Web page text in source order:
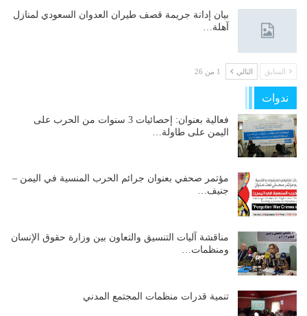
بيان إدانة جريمة قصف طيران العدوان السعودي لمنازل
آهلة…
السابق التالي 1 من 26
ندوات
فعالية بعنوان: إحصائيات 3 سنوات من الحرب على
اليمن على طاولة…
مؤتمر صحفي بعنوان جرائم الحرب المنسية في اليمن –
جنيف…
مناقشة آليات التنسيق والتعاون بين وزارة حقوق الإنسان
ومنظمات…
تنمية قدرات منظمات المجتمع المدني